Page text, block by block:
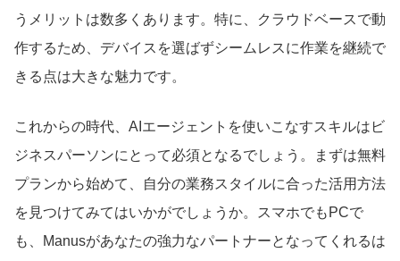
うメリットは数多くあります。特に、クラウドベースで動
作するため、デバイスを選ばずシームレスに作業を継続で
きる点は大きな魅力です。
これからの時代、AIエージェントを使いこなすスキルはビ
ジネスパーソンにとって必須となるでしょう。まずは無料
プランから始めて、自分の業務スタイルに合った活用方法
を見つけてみてはいかがでしょうか。スマホでもPCで
も、Manusがあなたの強力なパートナーとなってくれるは